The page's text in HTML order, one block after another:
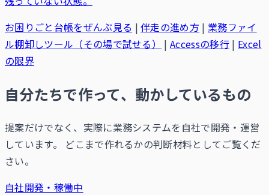
お困りごと台帳をぜんぶ見る | 伴走の進め方 | 業務ファイ
ル棚卸しツール（その場で試せる）
| Accessの移行 | Excel
の限界
自分たちで作って、動かしているもの
提案だけでなく、実際に業務システムを自社で開発・運営
しています。 どこまで作れるかの判断材料としてご覧くだ
さい。
自社開発・稼働中